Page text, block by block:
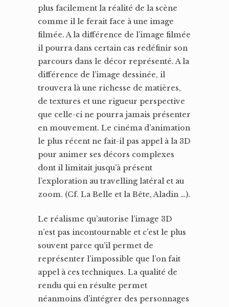
plus facilement la réalité de la scène
comme il le ferait face à une image
filmée. A la différence de l’image filmée
il pourra dans certain cas redéfinir son
parcours dans le décor représenté. A la
différence de l’image dessinée, il
trouvera là une richesse de matières,
de textures et une rigueur perspective
que celle-ci ne pourra jamais présenter
en mouvement. Le cinéma d’animation
le plus récent ne fait-il pas appel à la 3D
pour animer ses décors complexes
dont il limitait jusqu’à présent
l’exploration au travelling latéral et au
zoom. (Cf. La Belle et la Bête, Aladin …).
Le réalisme qu’autorise l’image 3D
n’est pas incontournable et c’est le plus
souvent parce qu’il permet de
représenter l’impossible que l’on fait
appel à ces techniques. La qualité de
rendu qui en résulte permet
néanmoins d’intégrer des personnages